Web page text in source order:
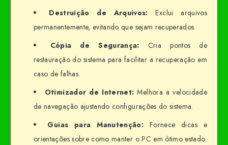
Destruição de Arquivos: Exclui arquivos
permanentemente, evitando que sejam recuperados.
Cópia de Segurança: Cria pontos de
restauração do sistema para facilitar a recuperação em
caso de falhas.
Otimizador de Internet: Melhora a velocidade
de navegação ajustando configurações do sistema.
Guias para Manutenção: Fornece dicas e
orientações sobre como manter o PC em ótimo estado.